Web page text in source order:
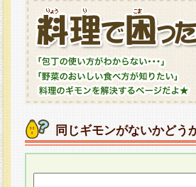
同じギモンがないかどう